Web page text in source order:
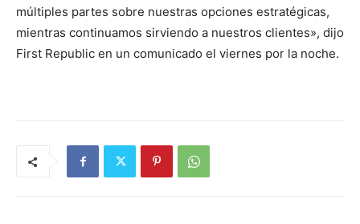
múltiples partes sobre nuestras opciones estratégicas,
mientras continuamos sirviendo a nuestros clientes», dijo
First Republic en un comunicado el viernes por la noche.